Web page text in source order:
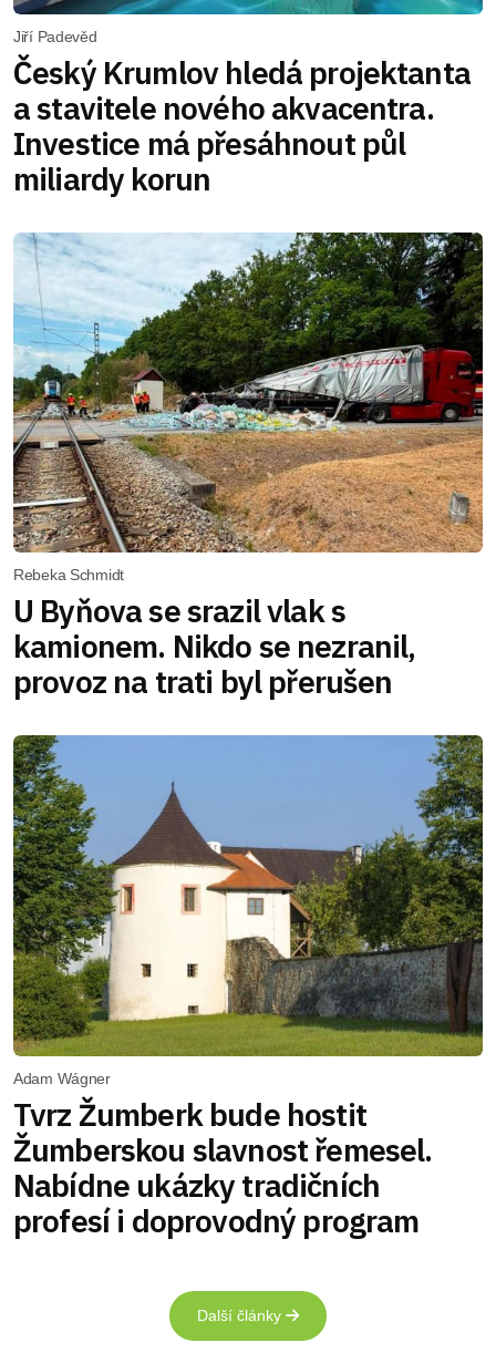
Jiří Padevěd
Český Krumlov hledá projektanta
a stavitele nového akvacentra.
Investice má přesáhnout půl
miliardy korun
Rebeka Schmidt
U Byňova se srazil vlak s
kamionem. Nikdo se nezranil,
provoz na trati byl přerušen
Adam Wágner
Tvrz Žumberk bude hostit
Žumberskou slavnost řemesel.
Nabídne ukázky tradičních
profesí i doprovodný program
Další články